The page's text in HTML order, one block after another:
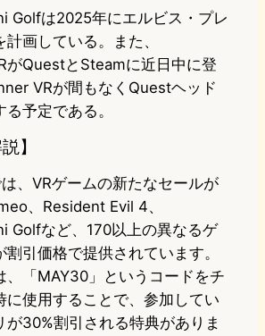
Golfは2025年にエルビス・プレ
画している。また、
がQuestとSteamに近日中に登
VRが間もなくQuestヘッド
予定である。
】
、VRゲームの新たなセールが
、Resident Evil 4、
Golfなど、170以上の異なるゲ
引価格で提供されています。
、「MAY30」というコードをチ
に使用することで、参加してい
が30%割引される特典がありま